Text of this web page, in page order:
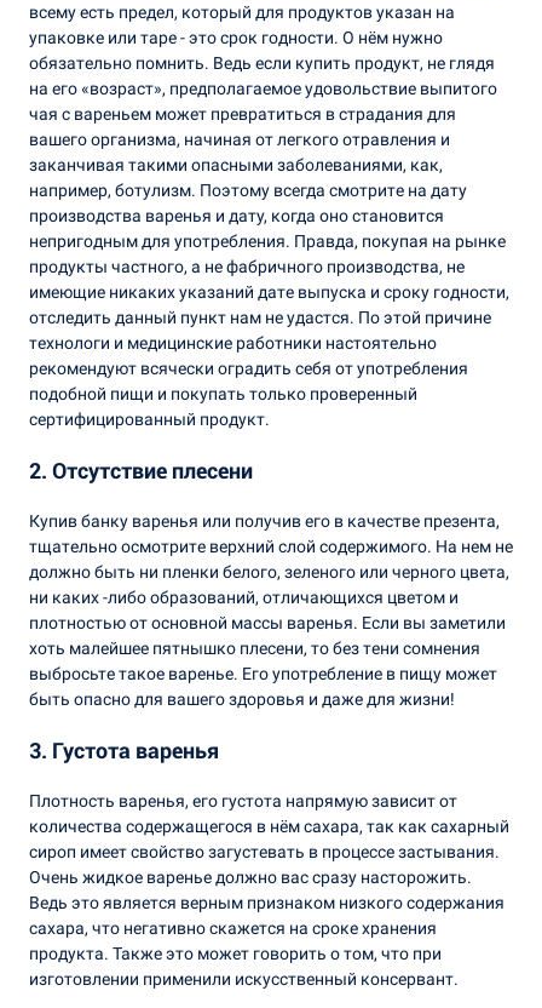
всему есть предел, который для продуктов указан на
упаковке или таре - это срок годности. О нём нужно
обязательно помнить. Ведь если купить продукт, не глядя
на его «возраст», предполагаемое удовольствие выпитого
чая с вареньем может превратиться в страдания для
вашего организма, начиная от легкого отравления и
заканчивая такими опасными заболеваниями, как,
например, ботулизм. Поэтому всегда смотрите на дату
производства варенья и дату, когда оно становится
непригодным для употребления. Правда, покупая на рынке
продукты частного, а не фабричного производства, не
имеющие никаких указаний дате выпуска и сроку годности,
отследить данный пункт нам не удастся. По этой причине
технологи и медицинские работники настоятельно
рекомендуют всячески оградить себя от употребления
подобной пищи и покупать только проверенный
сертифицированный продукт.
2. Отсутствие плесени
Купив банку варенья или получив его в качестве презента,
тщательно осмотрите верхний слой содержимого. На нем не
должно быть ни пленки белого, зеленого или черного цвета,
ни каких -либо образований, отличающихся цветом и
плотностью от основной массы варенья. Если вы заметили
хоть малейшее пятнышко плесени, то без тени сомнения
выбросьте такое варенье. Его употребление в пищу может
быть опасно для вашего здоровья и даже для жизни!
3. Густота варенья
Плотность варенья, его густота напрямую зависит от
количества содержащегося в нём сахара, так как сахарный
сироп имеет свойство загустевать в процессе застывания.
Очень жидкое варенье должно вас сразу насторожить.
Ведь это является верным признаком низкого содержания
сахара, что негативно скажется на сроке хранения
продукта. Также это может говорить о том, что при
изготовлении применили искусственный консервант.